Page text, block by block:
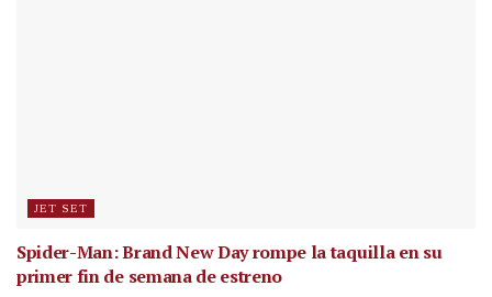
JET SET
Spider-Man: Brand New Day rompe la taquilla en su
primer fin de semana de estreno